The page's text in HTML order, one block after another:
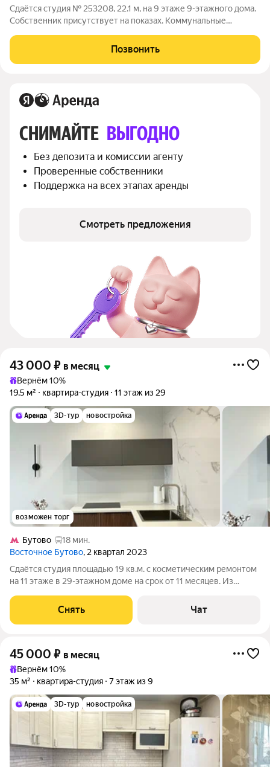
Сдаётся студия № 253208, 22.1 м, на 9 этаже 9-этажного дома.
Собственник присутствует на показах. Коммунальные
отдельно. По условиям проживания: можно с детьми, без
питомцев. Срок минимальной
Позвонить
СНИМАЙТЕ ВЫГОДНО
Без депозита и комиссии агенту
Проверенные собственники
Поддержка на всех этапах аренды
Смотреть предложения
43 000 ₽ в месяц
Вернём 10%
19,5 м²
квартира-студия 11 этаж из 29
3D-тур новостройка
возможен торг
Бутово
18 мин.
Восточное Бутово, 2 квартал 2023
Сдаётся студия площадью 19 кв.м. с косметическим ремонтом
на 11 этаже в 29-этажном доме на срок от 11 месяцев. Из
Посудомоечная машина Микроволновка Дом - панельный,
окна выходят на улицу. В подъезде 3
Снять Чат
45 000 ₽ в месяц
Вернём 10%
35 м²
квартира-студия 7 этаж из 9
3D-тур новостройка